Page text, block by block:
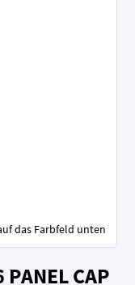
PANEL CAP
das Farbfeld unten